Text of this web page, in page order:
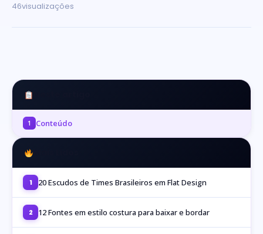
46visualizações
1 Conteúdo
1 20 Escudos de Times Brasileiros em Flat Design
2 12 Fontes em estilo costura para baixar e bordar